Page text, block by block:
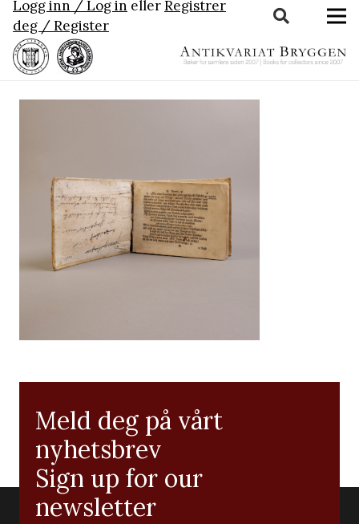
Logg inn / Log in ellerRegistrer
deg / Register
Meld deg på vårt
nyhetsbrev
Sign up for our
newsletter